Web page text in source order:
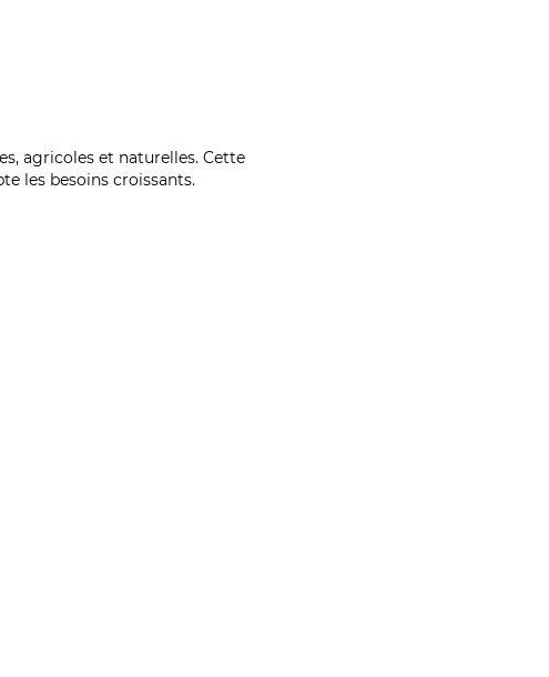
agricoles et naturelles. Cette
les besoins croissants.